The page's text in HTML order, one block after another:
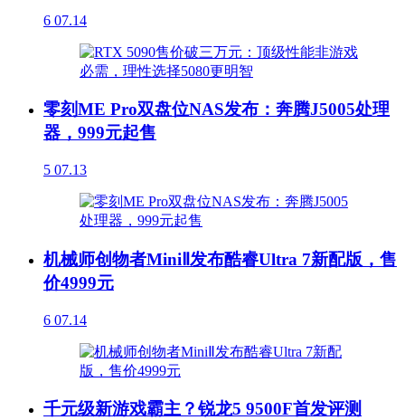
6 07.14
零刻ME Pro双盘位NAS发布：奔腾J5005处理
器，999元起售
5 07.13
机械师创物者MiniⅡ发布酷睿Ultra 7新配版，售
价4999元
6 07.14
千元级新游戏霸主？锐龙5 9500F首发评测